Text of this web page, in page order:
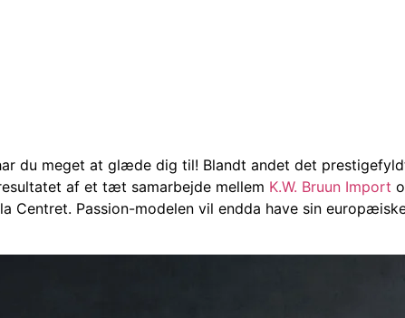
du meget at glæde dig til! Blandt andet det
af et tæt samarbejde mellem K.W. Bruun Import
Centret. Passion-modelen vil endda have sin